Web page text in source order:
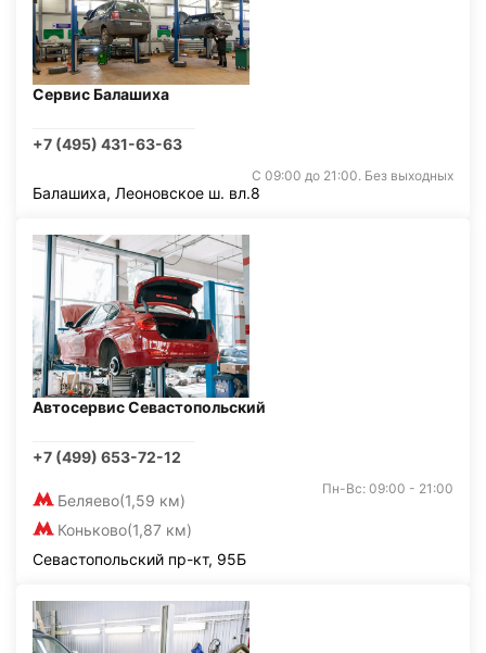
Сервис Балашиха
+7 (495) 431-63-63
С 09:00 до 21:00. Без выходных
Балашиха, Леоновское ш. вл.8
Автосервис Севастопольский
+7 (499) 653-72-12
Беляево(1,59 км)
Коньково(1,87 км)
Пн-Вс: 09:00 - 21:00
Севастопольский пр-кт, 95Б